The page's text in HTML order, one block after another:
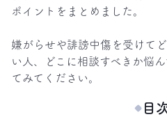
ポイントをまとめました。
嫌がらせや誹謗中傷を受けて
い人、どこに相談すべきか悩
てみてください。
目